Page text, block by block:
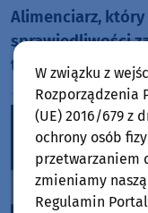
Alimenciarz, który
sprawiedliwości
tucholskim. Jest
W związku z
Rozporządzenia
(UE) 2016/679 z
ochrony osób
przetwarzaniem
zmieniamy
Regulamin